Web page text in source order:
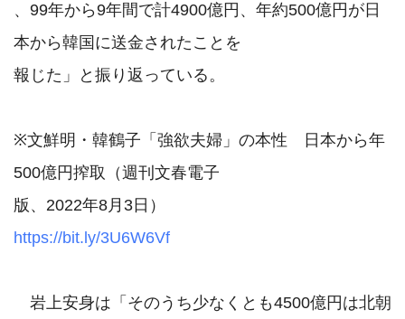
、99年から9年間で計4900億円、年約500億円が日
本から韓国に送金されたことを
報じた」と振り返っている。
※文鮮明・韓鶴子「強欲夫婦」の本性　日本から年
500億円搾取（週刊文春電子
https://bit.ly/3U6W6Vf
岩上安身は「そのうち少なくとも4500億円は北朝